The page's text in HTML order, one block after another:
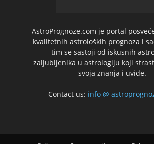
AstroPrognoze.com je portal
kvalitetnih astroloških prognoza i
tim se sastoji od iskusnih
zaljubljenika u astrologiju koji
svoja znanja i uvide.
Contact us: info @